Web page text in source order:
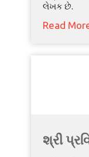
લેખક છે.
Read
શ્રી